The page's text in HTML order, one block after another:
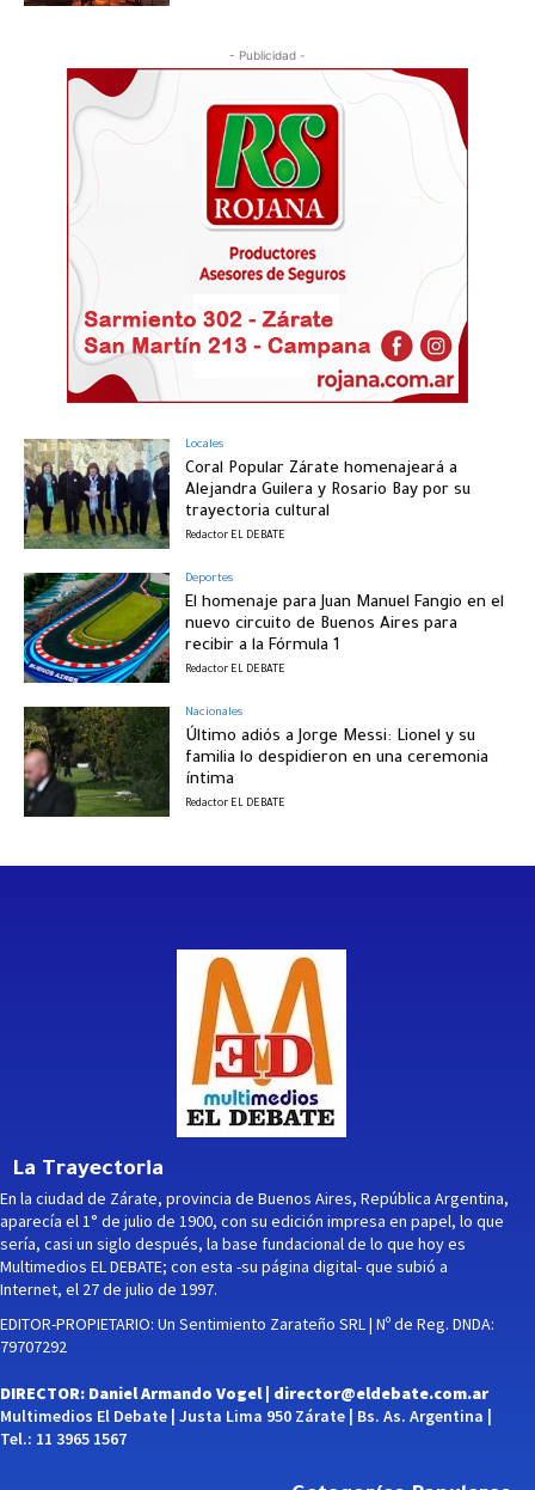
- Publicidad -
Locales
Coral Popular Zárate homenajeará a
Alejandra Guilera y Rosario Bay por su
trayectoria cultural
Redactor EL DEBATE
Deportes
El homenaje para Juan Manuel Fangio en el
nuevo circuito de Buenos Aires para
recibir a la Fórmula 1
Redactor EL DEBATE
Nacionales
Último adiós a Jorge Messi: Lionel y su
familia lo despidieron en una ceremonia
íntima
Redactor EL DEBATE
La Trayectoria
En la ciudad de Zárate, provincia de Buenos Aires, República Argentina,
aparecía el 1° de julio de 1900, con su edición impresa en papel, lo que
sería, casi un siglo después, la base fundacional de lo que hoy es
Multimedios EL DEBATE; con esta -su página digital- que subió a
Internet, el 27 de julio de 1997.
EDITOR-PROPIETARIO: Un Sentimiento Zarateño SRL | Nº de Reg. DNDA:
79707292
DIRECTOR: Daniel Armando Vogel | director@eldebate.com.ar
Multimedios El Debate | Justa Lima 950 Zárate | Bs. As. Argentina |
Tel.: 11 3965 1567